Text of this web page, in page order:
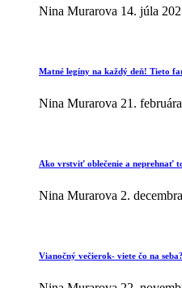
Nina Murarova 14. júla
Matné legíny na každý deň! Tieto
Nina Murarova 21.
Ako vrstviť oblečenie a neprehnať
Nina Murarova 2.
Vianočný večierok- viete čo na seba?